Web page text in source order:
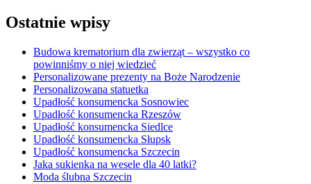
Ostatnie wpisy
Budowa krematorium dla zwierząt – wszystko co
powinniśmy o niej wiedzieć
Personalizowane prezenty na Boże Narodzenie
Personalizowana statuetka
Upadłość konsumencka Sosnowiec
Upadłość konsumencka Rzeszów
Upadłość konsumencka Siedlce
Upadłość konsumencka Słupsk
Upadłość konsumencka Szczecin
Jaka sukienka na wesele dla 40 latki?
Moda ślubna Szczecin